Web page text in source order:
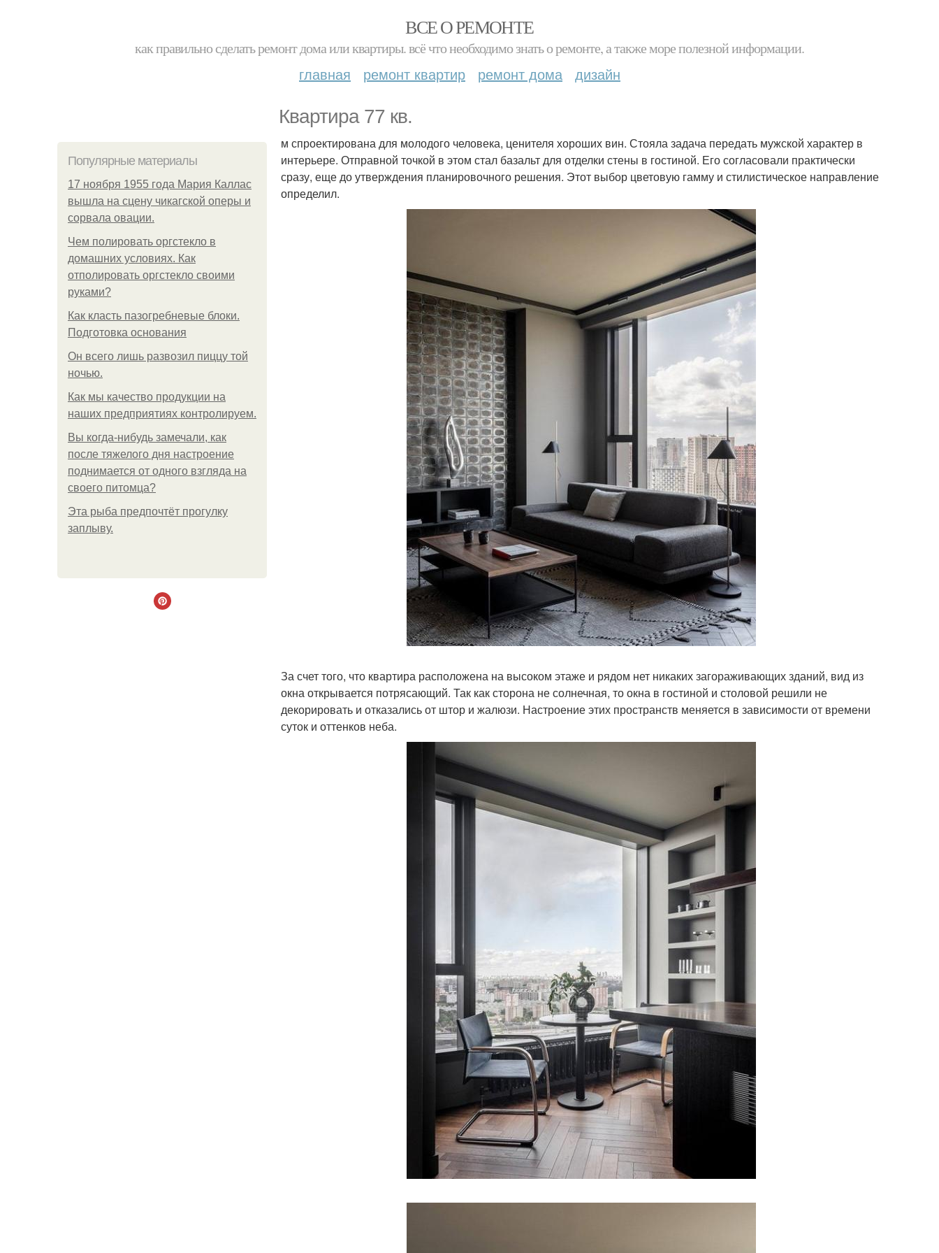
ВСЕ О РЕМОНТЕ
как правильно сделать ремонт дома или квартиры. всё что необходимо знать о ремонте, а также море полезной информации.
главная ремонт квартир ремонт дома дизайн
Квартира 77 кв.
Популярные материалы
17 ноября 1955 года Мария Каллас
вышла на сцену чикагской оперы и
сорвала овации.
Чем полировать оргстекло в
домашних условиях. Как
отполировать оргстекло своими
руками?
Как класть пазогребневые блоки.
Подготовка основания
Он всего лишь развозил пиццу той
ночью.
Как мы качество продукции на
наших предприятиях контролируем.
Вы когда-нибудь замечали, как
после тяжелого дня настроение
поднимается от одного взгляда на
своего питомца?
Эта рыба предпочтёт прогулку
заплыву.
м спроектирована для молодого человека, ценителя хороших вин. Стояла задача передать мужской характер в
интерьере. Отправной точкой в этом стал базальт для отделки стены в гостиной. Его согласовали практически
сразу, еще до утверждения планировочного решения. Этот выбор цветовую гамму и стилистическое направление
определил.
За счет того, что квартира расположена на высоком этаже и рядом нет никаких загораживающих зданий, вид из
окна открывается потрясающий. Так как сторона не солнечная, то окна в гостиной и столовой решили не
декорировать и отказались от штор и жалюзи. Настроение этих пространств меняется в зависимости от времени
суток и оттенков неба.